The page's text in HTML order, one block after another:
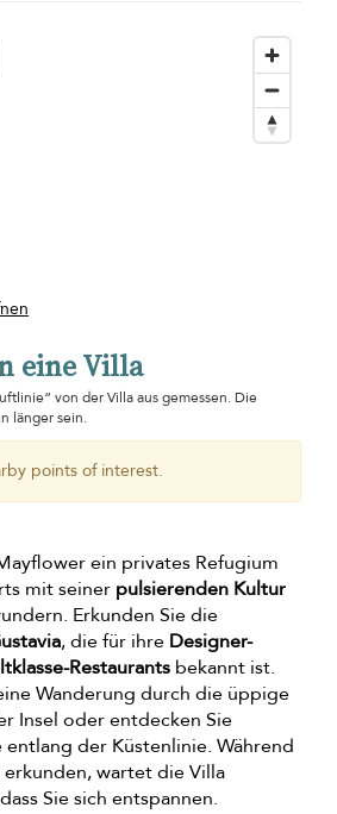
eine Villa
von der Villa aus gemessen. Die
länger sein.
points of interest.
ein privates Refugium
mit seiner pulsierenden Kultur
Erkunden Sie die
, die für ihre Designer-
Restaurants bekannt ist.
Wanderung durch die üppige
Insel oder entdecken Sie
der Küstenlinie. Während
wartet die Villa
Sie sich entspannen.